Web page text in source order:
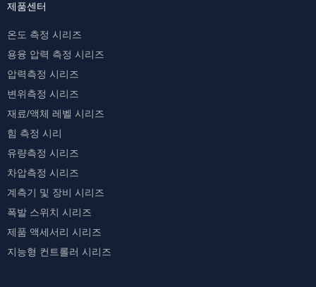
제품센터
온도 측정 시리즈
용융 압력 측정 시리즈
압력측정 시리즈
변위측정 시리즈
재료/액체 레벨 시리즈
힘 측정 시리
유량측정 시리즈
차압측정 시리즈
계측기 및 장비 시리즈
폭발 스위치 시리즈
제품 액세서리 시리즈
지능형 컨트롤러 시리즈